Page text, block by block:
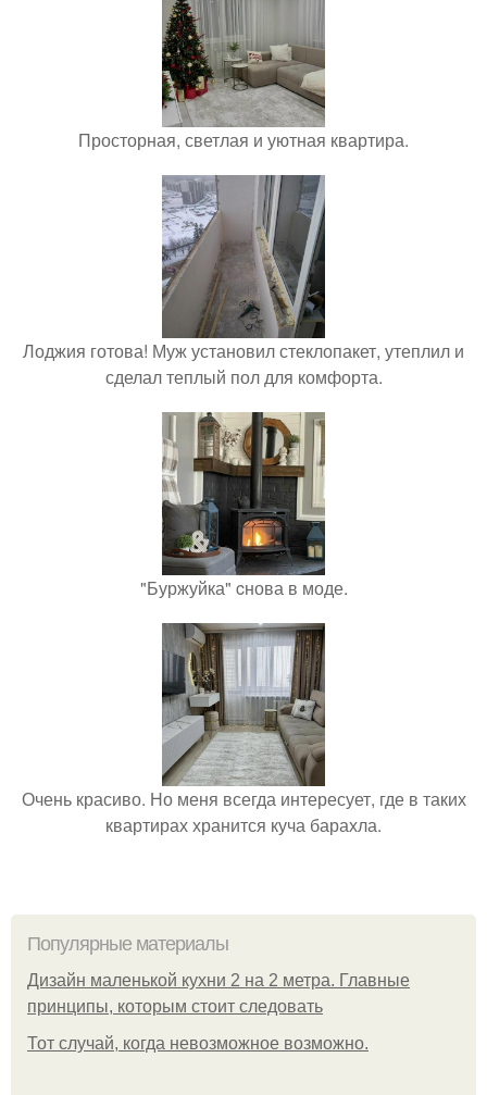
Просторная, светлая и уютная квартира.
Лоджия готова! Муж установил стеклопакет, утеплил и
сделал теплый пол для комфорта.
"Буржуйка" cнова в моде.
Очень красиво. Но меня всегда интересует, где в таких
квартирах хранится куча барахла.
Популярные материалы
Дизайн маленькой кухни 2 на 2 метра. Главные
принципы, которым стоит следовать
Тот случай, когда невозможное возможно.